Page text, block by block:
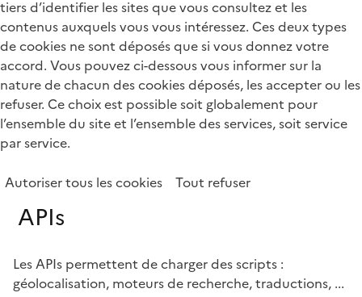
tiers d’identifier les sites que vous consultez et les
contenus auxquels vous vous intéressez. Ces deux types
de cookies ne sont déposés que si vous donnez votre
accord. Vous pouvez ci-dessous vous informer sur la
nature de chacun des cookies déposés, les accepter ou les
refuser. Ce choix est possible soit globalement pour
l’ensemble du site et l’ensemble des services, soit service
par service.
Autoriser tous les cookies Tout refuser
APIs
Les APIs permettent de charger des scripts :
géolocalisation, moteurs de recherche, traductions, ...